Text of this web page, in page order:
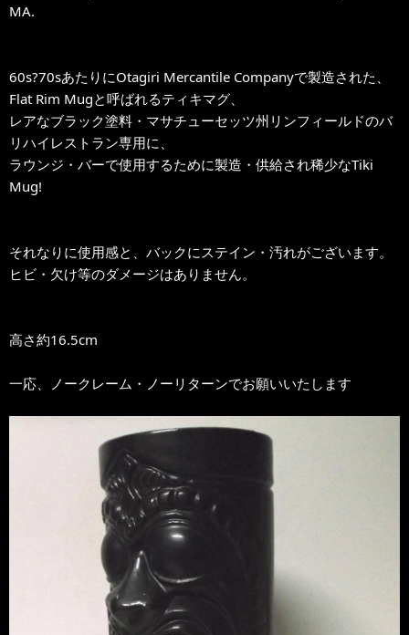
MA.
60s?70sあたりにOtagiri Mercantile Companyで製造された、
Flat Rim Mugと呼ばれるティキマグ、
レアなブラック塗料・マサチューセッツ州リンフィールドのバ
リハイレストラン専用に、
ラウンジ・バーで使用するために製造・供給され稀少なTiki
Mug!
それなりに使用感と、バックにステイン・汚れがございます。
ヒビ・欠け等のダメージはありません。
高さ約16.5cm
一応、ノークレーム・ノーリターンでお願いいたします